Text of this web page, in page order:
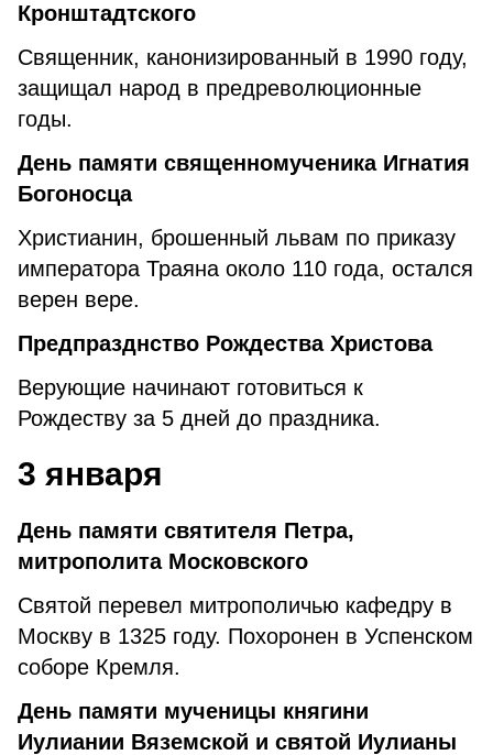
Кронштадтского
Священник, канонизированный в 1990 году,
защищал народ в предреволюционные
годы.
День памяти священномученика Игнатия
Богоносца
Христианин, брошенный львам по приказу
императора Траяна около 110 года, остался
верен вере.
Предпразднство Рождества Христова
Верующие начинают готовиться к
Рождеству за 5 дней до праздника.
3 января
День памяти святителя Петра,
митрополита Московского
Святой перевел митрополичью кафедру в
Москву в 1325 году. Похоронен в Успенском
соборе Кремля.
День памяти мученицы княгини
Иулиании Вяземской и святой Иулианы